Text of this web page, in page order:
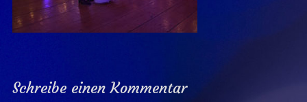
Schreibe einen Kommentar